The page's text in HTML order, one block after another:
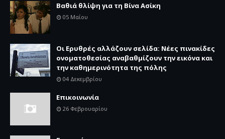
Βαθιά θλίψη για τη Βίνα Ασίκη
05 Μαΐου
Οι Ερυθρές αλλάζουν σελίδα: Νέες πινακίδες
ονοματοθεσίας αναβαθμίζουν την εικόνα και
την καθημερινότητα της πόλης
04 Δεκεμβρίου
Επικοινωνία
26 Φεβρουαρίου